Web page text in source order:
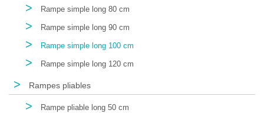
> Rampe simple long 80 cm
> Rampe simple long 90 cm
> Rampe simple long 100 cm
> Rampe simple long 120 cm
> Rampes pliables
> Rampe pliable long 50 cm